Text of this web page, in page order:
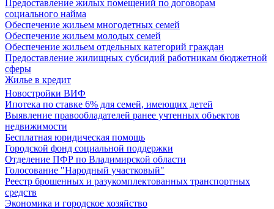
Предоставление жилых помещений по договорам
социального найма
Обеспечение жильем многодетных семей
Обеспечение жильем молодых семей
Обеспечение жильем отдельных категорий граждан
Предоставление жилищных субсидий работникам бюджетной
сферы
Жилье в кредит
Новостройки ВИФ
Ипотека по ставке 6% для семей, имеющих детей
Выявление правообладателей ранее учтенных объектов
недвижимости
Бесплатная юридическая помощь
Городской фонд социальной поддержки
Отделение ПФР по Владимирской области
Голосование "Народный участковый"
Реестр брошенных и разукомплектованных транспортных
средств
Экономика и городское хозяйство